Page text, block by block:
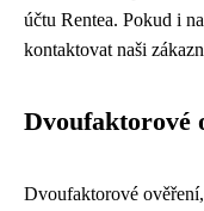
účtu Rentea. Pokud i
kontaktovat naši
Dvoufaktorové
Dvoufaktorové